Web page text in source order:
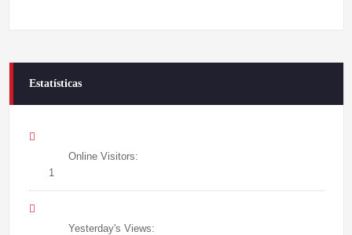
Estatísticas
Online Visitors:
1
Yesterday's Views: